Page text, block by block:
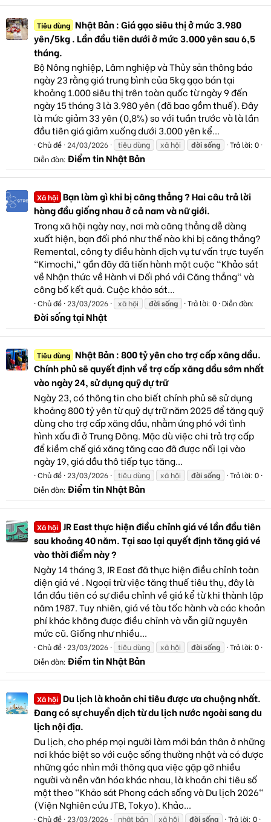
Tiêu dùng Nhật Bản : Giá gạo siêu thị ở mức 3.980
yên/5kg . Lần đầu tiên dưới ở mức 3.000 yên sau 6,5
tháng.
Bộ Nông nghiệp, Lâm nghiệp và Thủy sản thông báo
ngày 23 rằng giá trung bình của 5kg gạo bán tại
khoảng 1.000 siêu thị trên toàn quốc từ ngày 9 đến
ngày 15 tháng 3 là 3.980 yên (đã bao gồm thuế). Đây
là mức giảm 33 yên (0,8%) so với tuần trước và là lần
đầu tiên giá giảm xuống dưới 3.000 yên kể...
Chủ đề 24/03/2026 tiêu dùng xã hội đờisống
Trả lời: 0
Diễn đàn: Điểm tin Nhật Bản
Xã hội Bạn làm gì khi bị căng thẳng ? Hai câu trả lời
hàng đầu giống nhau ở cả nam và nữ giới.
Trong xã hội ngày nay, nơi mà căng thẳng dễ dàng
xuất hiện, bạn đối phó như thế nào khi bị căng thẳng?
Remental, công ty điều hành dịch vụ tư vấn trực tuyến
"Kimochi," gần đây đã tiến hành một cuộc "Khảo sát
về Nhận thức về Hành vi Đối phó với Căng thẳng" và
công bố kết quả. Cuộc khảo sát...
Chủ đề 23/03/2026 xã hội đờisống Trả lời: 0 Diễn đàn:
Đời sống tại Nhật
Tiêu dùng Nhật Bản : 800 tỷ yên cho trợ cấp xăng dầu.
Chính phủ sẽ quyết định về trợ cấp xăng dầu sớm nhất
vào ngày 24, sử dụng quỹ dự trữ
Ngày 23, có thông tin cho biết chính phủ sẽ sử dụng
khoảng 800 tỷ yên từ quỹ dự trữ năm 2025 để tăng quỹ
dùng cho trợ cấp xăng dầu, nhằm ứng phó với tình
hình xấu đi ở Trung Đông. Mặc dù việc chi trả trợ cấp
để kiềm chế giá xăng tăng cao đã được nối lại vào
ngày 19, giá dầu thô tiếp tục tăng...
Chủ đề 23/03/2026 tiêu dùng xã hội đờisống
Trả lời: 0
Diễn đàn: Điểm tin Nhật Bản
Xã hội JR East thực hiện điều chỉnh giá vé lần đầu tiên
sau khoảng 40 năm. Tại sao lại quyết định tăng giá vé
vào thời điểm này ?
Ngày 14 tháng 3, JR East đã thực hiện điều chỉnh toàn
diện giá vé . Ngoại trừ việc tăng thuế tiêu thụ, đây là
lần đầu tiên có sự điều chỉnh về giá kể từ khi thành lập
năm 1987. Tuy nhiên, giá vé tàu tốc hành và các khoản
phí khác không được điều chỉnh và vẫn giữ nguyên
mức cũ. Giống như nhiều...
Chủ đề 23/03/2026 tiêu dùng xã hội đờisống
Trả lời: 0
Diễn đàn: Điểm tin Nhật Bản
Xã hội Du lịch là khoản chi tiêu được ưa chuộng nhất.
Đang có sự chuyển dịch từ du lịch nước ngoài sang du
lịch nội địa.
Du lịch, cho phép mọi người làm mới bản thân ở những
nơi khác biệt so với cuộc sống thường nhật và có được
những góc nhìn mới thông qua việc gặp gỡ nhiều
người và nền văn hóa khác nhau, là khoản chi tiêu số
một theo "Khảo sát Phong cách sống và Du lịch 2026"
(Viện Nghiên cứu JTB, Tokyo). Khảo...
Chủ đề 23/03/2026 nhật bản xã hội đờisống Trả lời: 0